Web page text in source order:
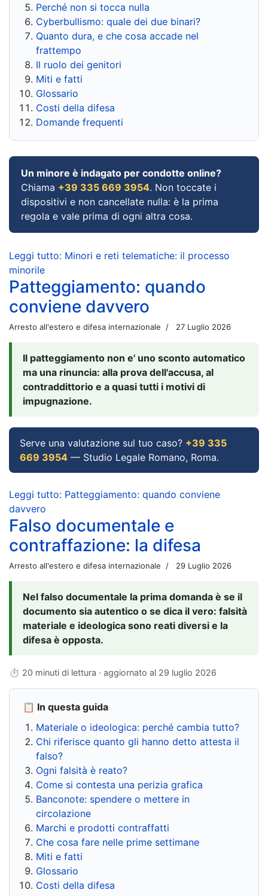
Perché non si tocca nulla
Cyberbullismo: quale dei due binari?
Quanto dura, e che cosa accade nel
frattempo
Il ruolo dei genitori
Miti e fatti
Glossario
Costi della difesa
Domande frequenti
Un minore è indagato per condotte online?
Chiama +39 335 669 3954. Non toccate i
dispositivi e non cancellate nulla: è la prima
regola e vale prima di ogni altra cosa.
Leggi tutto: Minori e reti telematiche: il processo
minorile
Patteggiamento: quando
conviene davvero
Arresto all'estero e difesa internazionale 27 Luglio 2026
Il patteggiamento non e' uno sconto automatico
ma una rinuncia: alla prova dell'accusa, al
contraddittorio e a quasi tutti i motivi di
impugnazione.
Serve una valutazione sul tuo caso? +39 335
669 3954 — Studio Legale Romano, Roma.
Leggi tutto: Patteggiamento: quando conviene
davvero
Falso documentale e
contraffazione: la difesa
Arresto all'estero e difesa internazionale 29 Luglio 2026
Nel falso documentale la prima domanda è se il
documento sia autentico o se dica il vero: falsità
materiale e ideologica sono reati diversi e la
difesa è opposta.
⏱ 20 minuti di lettura · aggiornato al 29 luglio 2026
📋 In questa guida
Materiale o ideologica: perché cambia tutto?
Chi riferisce quanto gli hanno detto attesta il
falso?
Ogni falsità è reato?
Come si contesta una perizia grafica
Banconote: spendere o mettere in
circolazione
Marchi e prodotti contraffatti
Che cosa fare nelle prime settimane
Miti e fatti
Glossario
Costi della difesa